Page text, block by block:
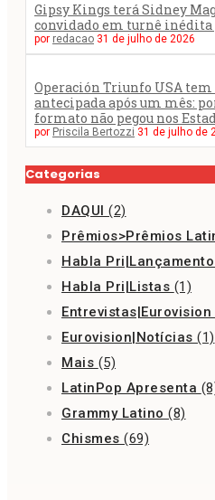
Gipsy Kings terá Sidney
convidado em turnê
por redacao 31 de julho de 2026
Operación Triunfo USA
antecipada após um mês:
formato não pegou nos
por Priscila Bertozzi 31 de julho de
Categorias
DAQUI (2)
Prêmios>Prêmios
Habla
Habla Pri|Listas (1)
Entrevistas|Eurovision
Eurovision|Notícias (1)
Mais (5)
LatinPop Apresenta
Grammy Latino (8)
Chismes (69)